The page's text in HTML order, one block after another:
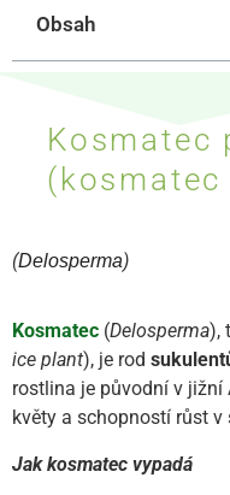
Obsah
Kosmatec
(Delosperma)
Kosmatec (Delosperma),
ice plant), je rod
rostlina je původní v
květy a schopností růst v
Jak kosmatec vypadá